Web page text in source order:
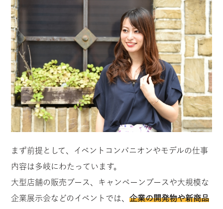
まず前提として、イベントコンパニオンやモデルの仕事
内容は多岐にわたっています。
大型店舗の販売ブース、キャンペーンブースや大規模な
企業展示会などのイベントでは、企業の開発物や新商品